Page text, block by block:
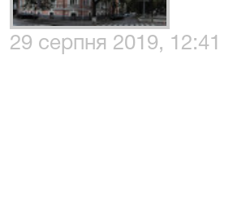
29 серпня 2019, 12:41